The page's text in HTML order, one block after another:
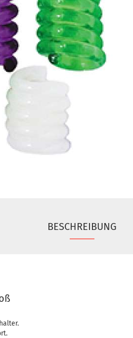
BESCHREIBUNG